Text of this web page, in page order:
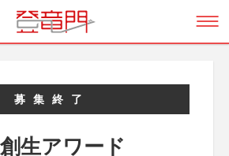
募集終了
生アワード